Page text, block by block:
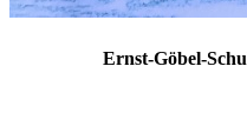
Ernst-Göbel-